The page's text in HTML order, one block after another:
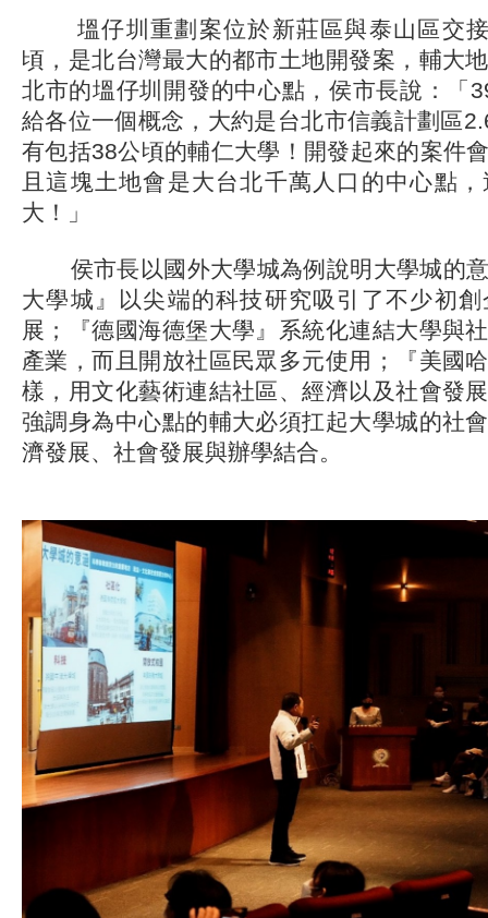
塭仔圳重劃案位於新莊區與泰山區交接
頃，是北台灣最大的都市土地開發案，輔大
北市的塭仔圳開發的中心點，侯市長說：「
給各位一個概念，大約是台北市信義計劃區
有包括38公頃的輔仁大學！開發起來的案件
且這塊土地會是大台北千萬人口的中心點
大！」
侯市長以國外大學城為例說明大學城的意
大學城』以尖端的科技研究吸引了不少初
展；『德國海德堡大學』系統化連結大學與
產業，而且開放社區民眾多元使用；『美國
樣，用文化藝術連結社區、經濟以及社會發
強調身為中心點的輔大必須扛起大學城的社
濟發展、社會發展與辦學結合。